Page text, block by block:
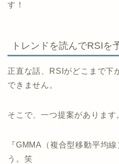
す！
トレンドを読んでRSIを
正直な話、RSIがどこまで下
できません。
そこで、一つ提案があります
『GMMA（複合型移動平均
う。笑